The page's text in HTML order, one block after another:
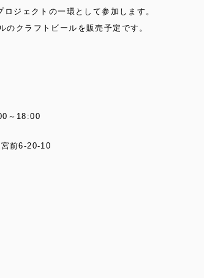
ジェクトの一環として参加します。
クラフトビールを販売予定です。
～18:00
前6-20-10